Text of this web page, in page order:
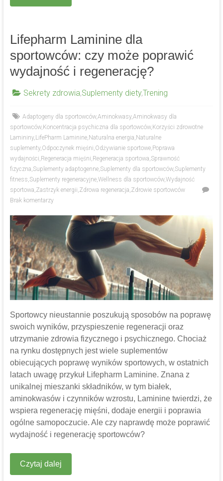
Lifepharm Laminine dla
sportowców: czy może poprawić
wydajność i regenerację?
Sekrety zdrowia,Suplementy diety,Trening
Adaptogeny dla sportowców,Aminokwasy,Aminokwasy dla
sportowców, Koncentracja psychiczna dla sportowców, Korzyści zdrowotne
Lamininy, LifePharm Laminine, Naturalna energia, Naturalne
suplementy,Odpoczynek mięśni,Odżywianie sportowe, Poprawa
wydajności, Regeneracja mięśni, Regeneracja sportowa,Sprawność
fizyczna,Suplementy adaptogenne,Suplementy dla sportowców,Suplementy
fitness,Suplementy regeneracyjne,Wellness dla sportowców,Wydajność
sportowa,Zastrzyk energii,Zdrowa regeneracja,Zdrowie sportowców
Brak komentarzy
Sportowcy nieustannie poszukują sposobów na poprawę
swoich wyników, przyspieszenie regeneracji oraz
utrzymanie zdrowia fizycznego i psychicznego. Chociaż
na rynku dostępnych jest wiele suplementów
obiecujących poprawę wyników sportowych, w ostatnich
latach uwagę przykuł Lifepharm Laminine. Znana z
unikalnej mieszanki składników, w tym białek,
aminokwasów i czynników wzrostu, Laminine twierdzi, że
wspiera regenerację mięśni, dodaje energii i poprawia
ogólne samopoczucie. Ale czy naprawdę może poprawić
wydajność i regenerację sportowców?
Czytaj dalej